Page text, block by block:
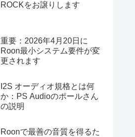
ROCKをお譲りします
重要：2026年4月20日に
Roon最小システム要件が変
更されます
I2S オーディオ規格とは何
か：PS Audioのポールさん
の説明
Roonで最善の音質を得るた